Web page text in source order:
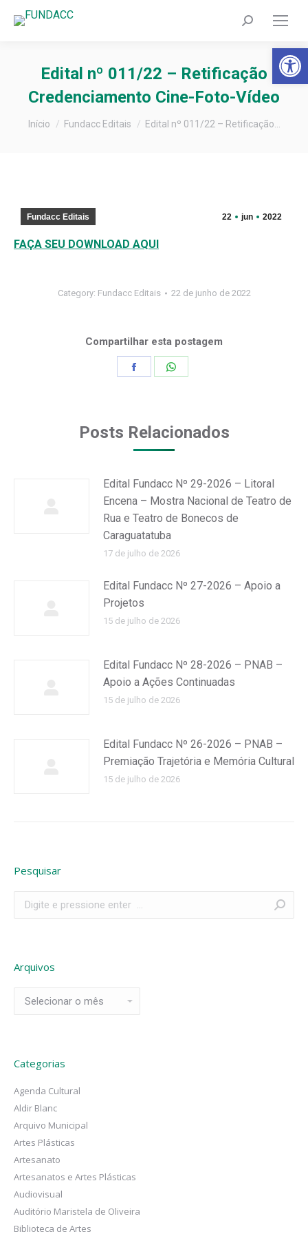
Barra de
Search:
Edital nº 011/22 – Retificação
Credenciamento Cine-Foto-Vídeo
Você está aqui:
Início Fundacc Editais Edital nº 011/22 – Retificação…
22 jun 2022
Fundacc Editais
FAÇA SEU DOWNLOAD AQUI
Category: Fundacc Editais 22 de junho de 2022
Compartilhar esta postagem
Posts Relacionados
Edital Fundacc Nº 29-2026 – Litoral
Encena – Mostra Nacional de Teatro de
Rua e Teatro de Bonecos de
Caraguatatuba
17 de julho de 2026
Edital Fundacc Nº 27-2026 – Apoio a
Projetos
15 de julho de 2026
Edital Fundacc Nº 28-2026 – PNAB –
Apoio a Ações Continuadas
15 de julho de 2026
Edital Fundacc Nº 26-2026 – PNAB –
Premiação Trajetória e Memória Cultural
15 de julho de 2026
Pesquisar
Arquivos
Categorias
Agenda Cultural
Aldir Blanc
Arquivo Municipal
Artes Plásticas
Artesanato
Artesanatos e Artes Plásticas
Audiovisual
Auditório Maristela de Oliveira
Biblioteca de Artes